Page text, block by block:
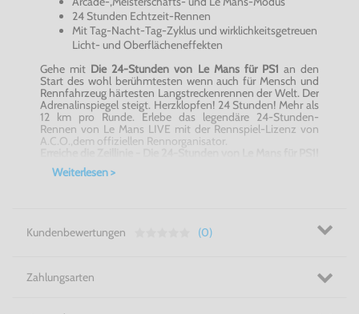
24 Stunden Echtzeit-Rennen
Mit Tag-Nacht-Tag-Zyklus und wirklichkeitsgetreuen
Licht- und Oberflächeneffekten
Gehe mit Die 24-Stunden von Le Mans für PS1 an den
Start des wohl berühmtesten wenn auch für Mensch und
Rennfahrzeug härtesten Langstreckenrennen der Welt. Der
Adrenalinspiegel steigt. Herzklopfen! 24 Stunden! Mehr als
12 km pro Runde. Erlebe das legendäre 24-Stunden-
Rennen von Le Mans LIVE mit der Rennspiel-Lizenz von
A.C.O.,dem offiziellen Rennorganisator.
Weiterlesen >
Kundenbewertungen (0)
Zahlungsarten